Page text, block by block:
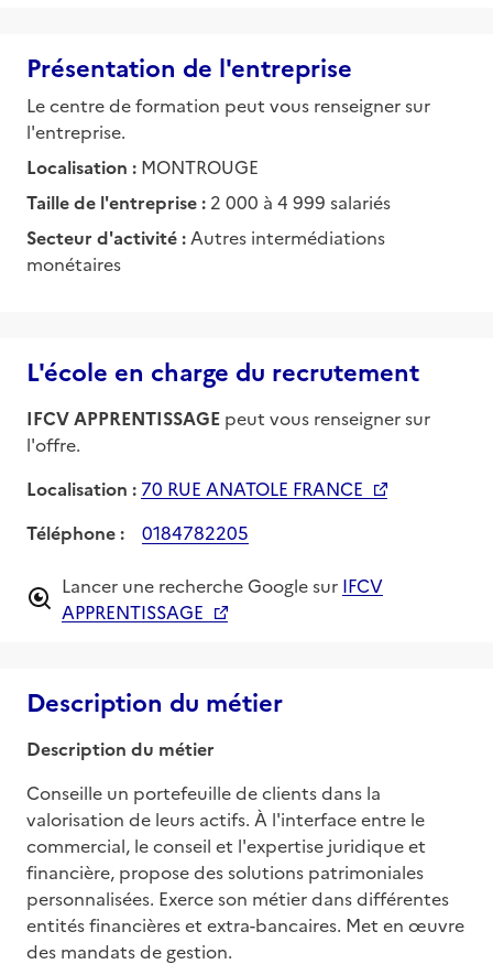
Présentation de l'entreprise
Le centre de formation peut vous renseigner sur
l'entreprise.
Localisation : MONTROUGE
Taille de l'entreprise : 2 000 à 4 999 salariés
Secteur d'activité : Autres intermédiations
monétaires
L'école en charge du recrutement
IFCV APPRENTISSAGE peut vous renseigner sur
l'offre.
Localisation : 70 RUE ANATOLE FRANCE
Téléphone :
0184782205
Lancer une recherche Google sur IFCV
APPRENTISSAGE
Description du métier
Description du métier
Conseille un portefeuille de clients dans la
valorisation de leurs actifs. À l'interface entre le
commercial, le conseil et l'expertise juridique et
financière, propose des solutions patrimoniales
personnalisées. Exerce son métier dans différentes
entités financières et extra-bancaires. Met en œuvre
des mandats de gestion.